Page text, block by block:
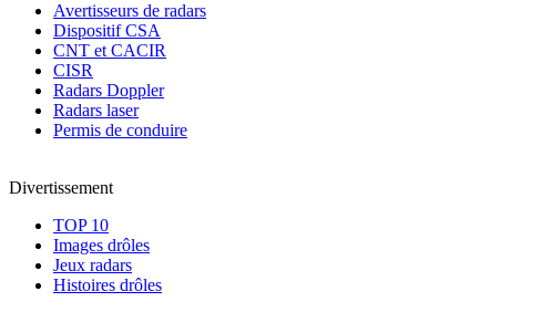
Avertisseurs de radars
Dispositif CSA
CNT et CACIR
CISR
Radars Doppler
Radars laser
Permis de conduire
Divertissement
TOP 10
Images drôles
Jeux radars
Histoires drôles